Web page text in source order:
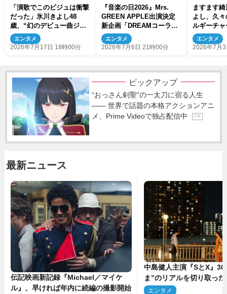
「演歌でこのビジュは衝撃
だった」氷川きよし48
歳、“幻のデビュー曲ジャ
ケ写”に反響
エンタメ
2026年7月17日 18時00分
『音楽の日2026』Mrs.
GREEN APPLE出演決定
新企画「DREAMコーラ
ス」も開催へ
エンタメ
2026年7月6日 21時00分
ますます
よし、久
ルギーチ
日々悩み
だよな」
エンタメ
2026年7月
ピックアップ
“おっさん剣聖”の一太刀に宿る人生
―― 世界で話題の本格アクションアニ
メ、Prime Videoで独占配信中
P R
最新ニュース
伝記映画新記録『Michael／マイケ
ル』、早ければ年内に続編の撮影開始
中島健人主演『SとX』30
ま”のリアルを切り取っ
5点解禁
エンタメ